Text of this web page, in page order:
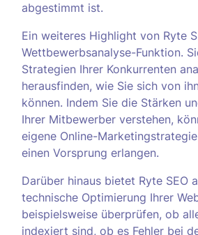
abgestimmt ist.
Ein weiteres Highlight von Ryte
Wettbewerbsanalyse-Funktion.
Strategien Ihrer Konkurrenten
herausfinden, wie Sie sich von
können. Indem Sie die Stärken
Ihrer Mitbewerber verstehen,
eigene Online-
einen Vorsprung erlangen.
Darüber hinaus bietet Ryte SEO
technische Optimierung Ihrer
beispielsweise überprüfen, ob
indexiert sind, ob es Fehler bei